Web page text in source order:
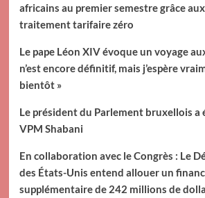
africains au premier semestre grâce
traitement tarifaire zéro
Le pape Léon XIV évoque un voyage
n’est encore définitif, mais j’espère
bientôt »
Le président du Parlement bruxellois a
VPM Shabani
En collaboration avec le Congrès : Le
des États-Unis entend allouer un
supplémentaire de 242 millions de